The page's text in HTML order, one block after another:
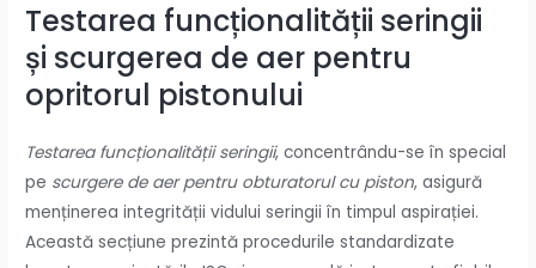
Testarea funcționalității seringii
și scurgerea de aer pentru
opritorul pistonului
Testarea funcționalității seringii, concentrându-se în special
pe scurgere de aer pentru obturatorul cu piston, asigură
menținerea integrității vidului seringii în timpul aspirației.
Această secțiune prezintă procedurile standardizate